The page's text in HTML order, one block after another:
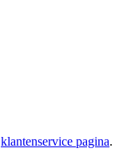
klantenservice pagina.